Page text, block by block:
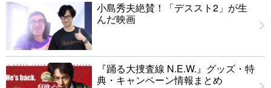
小島秀夫絶賛！「デススト2」が生
んだ映画
『踊る大捜査線 N.E.W.』グッズ・特
典・キャンペーン情報まとめ